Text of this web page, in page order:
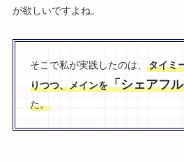
が欲しいですよね。
そこで私が実践したのは、
タイミ
りつつ、メインを「シェアフ
た。